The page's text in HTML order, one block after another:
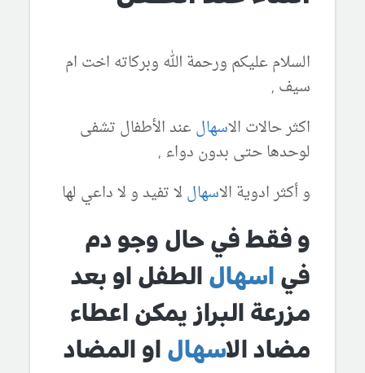
السلام عليكم ورحمة الله وبركاته اخت ام
سيف ,
اكثر حالات الاسهال عند الأطفال تشفى
لوحدها حتى بدون دواء ,
و أكثر ادوية الاسهال لا تفيد و لا داعي لها
و فقط في حال وجو دم
في اسهال الطفل او بعد
مزرعة البراز يمكن اعطاء
مضاد الاسهال او المضاد